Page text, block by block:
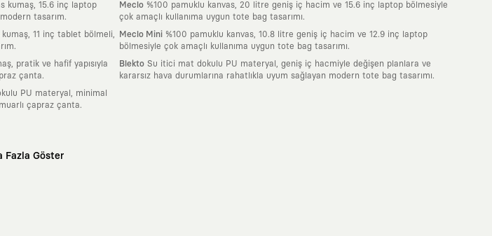
kumaş, 15.6 inç laptop
tasarım.
11 inç tablet bölmeli,
pratik ve hafif yapısıyla
çanta.
PU materyal, minimal
çapraz çanta.
Meclo %100 pamuklu kanvas, 20 litre geniş iç hacim ve 15.6 inç laptop bölmesiyle
çok amaçlı kullanıma uygun tote bag tasarımı.
Meclo Mini %100 pamuklu kanvas, 10.8 litre geniş iç hacim ve 12.9 inç laptop
bölmesiyle çok amaçlı kullanıma uygun tote bag tasarımı.
Blekto Su itici mat dokulu PU materyal, geniş iç hacmiyle değişen planlara ve
kararsız hava durumlarına rahatlıkla uyum sağlayan modern tote bag tasarımı.
Fazla Göster